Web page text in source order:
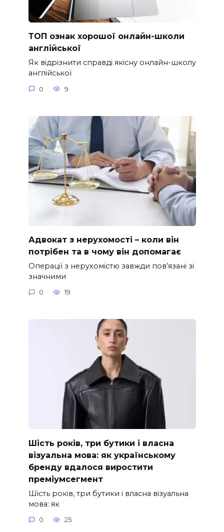
ТОП ознак хорошої онлайн-школи
англійської
Як відрізнити справді якісну онлайн-школу
англійської
0 9
Адвокат з нерухомості – коли він
потрібен та в чому він допомагає
Операції з нерухомістю завжди пов’язані зі
значними
0 19
Шість років, три бутики і власна
візуальна мова: як українському
бренду вдалося виростити
преміумсегмент
Шість років, три бутики і власна візуальна
мова: як
0 25